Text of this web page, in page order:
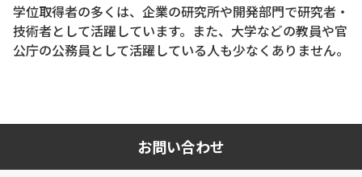
学位取得者の多くは、企業の研究所や開発部門で研究者・
技術者として活躍しています。また、大学などの教員や官
公庁の公務員として活躍している人も少なくありません。
お問い合わせ